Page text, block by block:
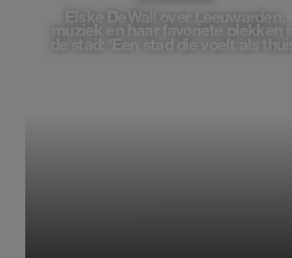
Elske DeWall over Leeuwarden,
muziek en haar favoriete plekken in
de stad: 'Een stad die voelt als thuis'